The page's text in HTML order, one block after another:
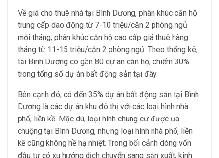
Về giá cho thuê nhà tại Bình Dương, phân khúc căn hộ
trung cấp dao động từ 7-10 triệu/căn 2 phòng ngủ
mỗi tháng, phân khúc căn hộ cao cấp giá thuê hàng
tháng từ 11-15 triệu/căn 2 phòng ngủ. Theo thống kê,
tại Bình Dương có gần 80 dự án căn hộ, chiếm 30%
trong tổng số dự án bất động sản tại đây.
Bên cạnh đó, có đến 35% dự án bất động sản tại Bình
Dương là các dự án khu đô thị với các loại hình nhà
phố, liền kề. Mặc dù, loại hình chung cư được ưa
chuộng tại Bình Dương, nhưng loại hình nhà phố, liền
kề cũng không hề hạ nhiệt. Trong bối cảnh dòng vốn
đầu tư có xu hướng dịch chuyển sang sản xuất, kinh